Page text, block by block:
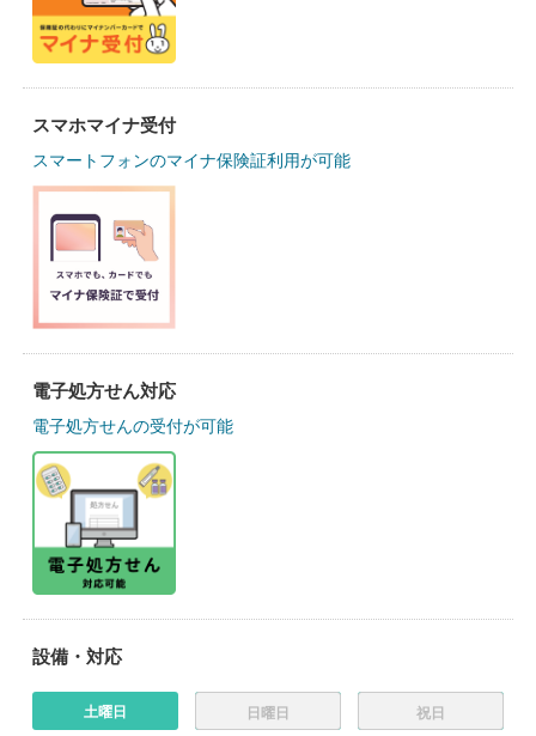
スマホマイナ受付
スマートフォンのマイナ保険証利用が可能
電子処方せん対応
電子処方せんの受付が可能
設備・対応
土曜日 日曜日 祝日